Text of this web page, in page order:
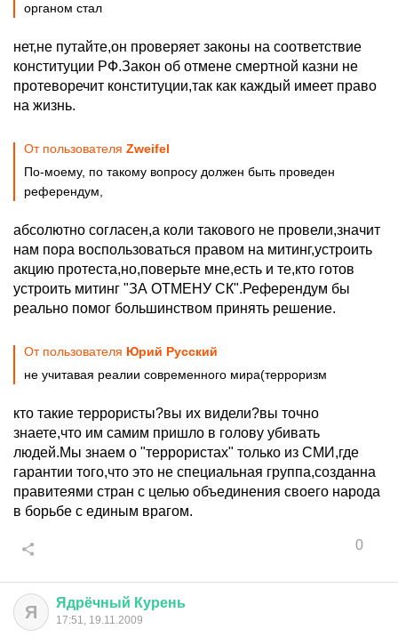
органом стал
нет,не путайте,он проверяет законы на соответствие
конституции РФ.Закон об отмене смертной казни не
протеворечит конституции,так как каждый имеет право
на жизнь.
От пользователя Zweifel
По-моему, по такому вопросу должен быть проведен
референдум,
абсолютно согласен,а коли такового не провели,значит
нам пора воспользоваться правом на митинг,устроить
акцию протеста,но,поверьте мне,есть и те,кто готов
устроить митинг "ЗА ОТМЕНУ СК".Референдум бы
реально помог большинством принять решение.
От пользователя Юрий Русский
не учитавая реалии современного мира(терроризм
кто такие террористы?вы их видели?вы точно
знаете,что им самим пришло в голову убивать
людей.Мы знаем о "террористах" только из СМИ,где
гарантии того,что это не специальная группа,созданна
правитеями стран с целью объединения своего народа
в борьбе с единым врагом.
0
Я Ядрёчный Курень
17:51, 19.11.2009